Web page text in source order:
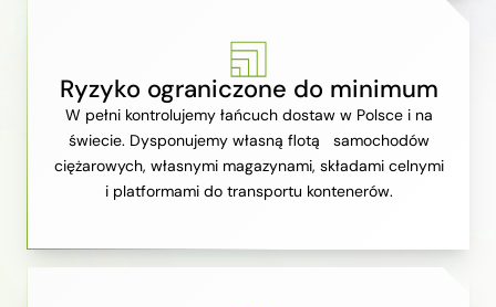
Ryzyko ograniczone do minimum
W pełni kontrolujemy łańcuch dostaw w Polsce i na
świecie. Dysponujemy własną flotą samochodów
ciężarowych, własnymi magazynami, składami celnymi
i platformami do transportu kontenerów.